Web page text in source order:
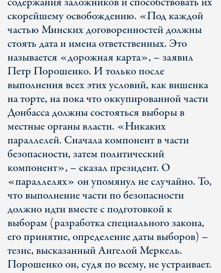
скорейшему освобождению. «Под каждой
частью Минских договоренностей должны
стоять дата и имена ответственных. Это
называется «дорожная карта», – заявил
Петр Порошенко. И только после
выполнения всех этих условий, как вишенка
на торте, на пока что оккупированной части
Донбасса должны состояться выборы в
местные органы власти. «Никаких
параллелей. Сначала компонент в части
безопасности, затем политический
компонент», – сказал президент. О
«параллелях» он упомянул не случайно. То,
что выполнение части по безопасности
должно идти вместе с подготовкой к
выборам (разработка специального закона,
его принятие, определение даты выборов) –
тезис, высказанный Ангелой Меркель.
Порошенко он, судя по всему, не устраивает.